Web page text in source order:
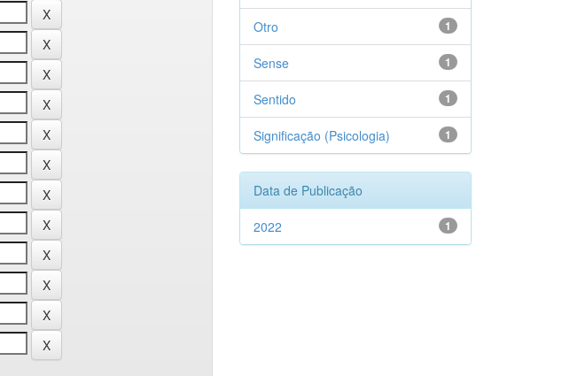
1
Otro
1
Sense
1
Sentido
1
Significação (Psicologia)
Data de Publicação
1
2022